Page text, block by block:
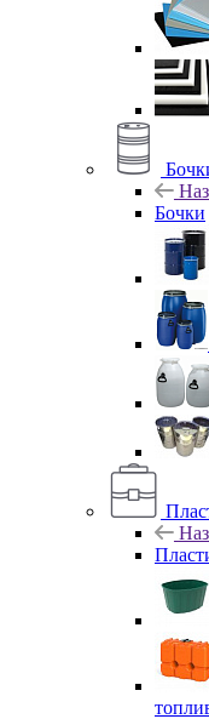
Бочки